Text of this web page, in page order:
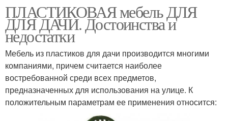
ПЛАСТИКОВАЯ мебель ДЛЯ
ДЛЯ ДАЧИ. Достоинства и
недостатки
Мебель из пластиков для дачи производится многими
компаниями, причем считается наиболее
востребованной среди всех предметов,
предназначенных для использования на улице. К
положительным параметрам ее применения относится: